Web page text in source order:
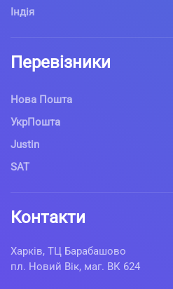
Індія
Перевізники
Нова Пошта
УкрПошта
Justin
SAT
Контакти
Харків, ТЦ Барабашово
пл. Новий Вік, маг. ВК 624